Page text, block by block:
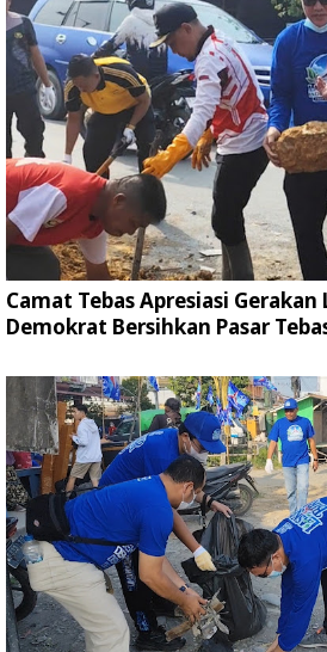
Camat Tebas Apresiasi
Demokrat Bersihkan Pasar